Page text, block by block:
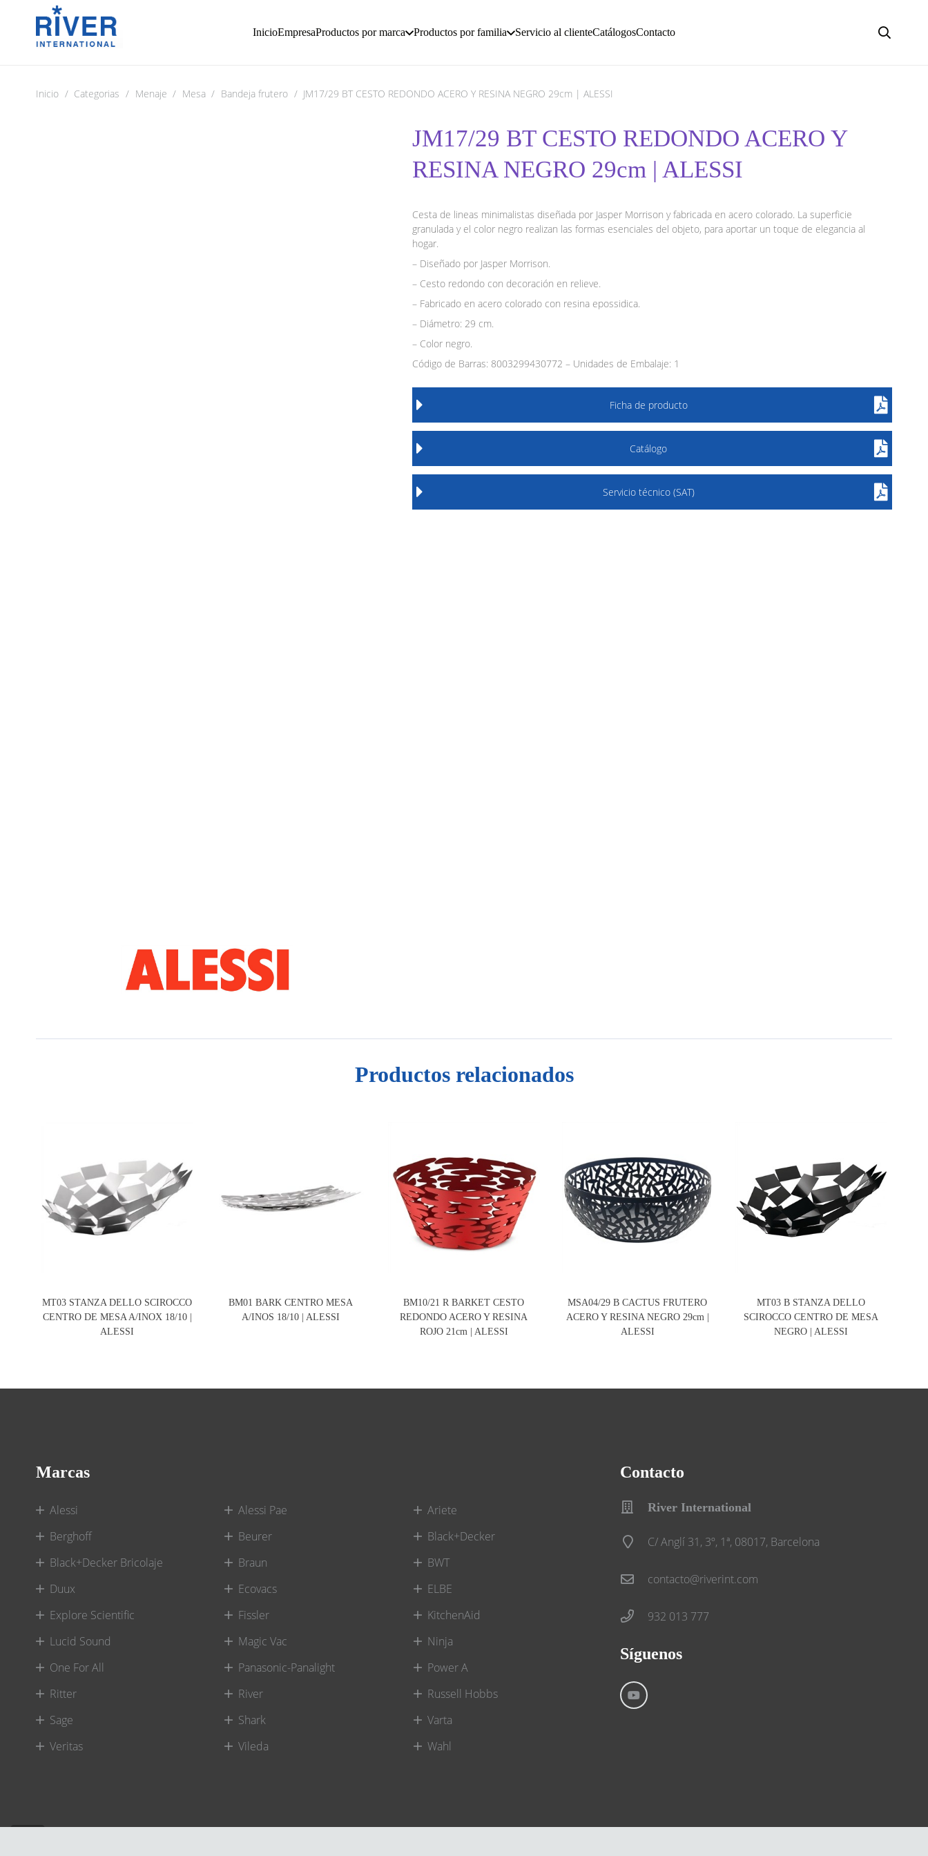
InicioEmpresaProductos por marca Productos por familia Servicio al clienteCatálogosContacto
Inicio / Categorias / Menaje / Mesa / Bandeja frutero / JM17/29 BT CESTO REDONDO ACERO Y RESINA NEGRO 29cm | ALESSI
JM17/29 BT CESTO REDONDO ACERO Y
RESINA NEGRO 29cm | ALESSI
Cesta de lineas minimalistas diseñada por Jasper Morrison y fabricada en acero colorado. La superficie
granulada y el color negro realizan las formas esenciales del objeto, para aportar un toque de elegancia al
hogar.
– Diseñado por Jasper Morrison.
– Cesto redondo con decoración en relieve.
– Fabricado en acero colorado con resina epossidica.
– Diámetro: 29 cm.
– Color negro.
Código de Barras: 8003299430772 – Unidades de Embalaje: 1
Ficha de producto
Catálogo
Servicio técnico (SAT)
Productos relacionados
MT03 STANZA DELLO SCIROCCO
CENTRO DE MESA A/INOX 18/10 |
ALESSI
BM01 BARK CENTRO MESA
A/INOS 18/10 | ALESSI
BM10/21 R BARKET CESTO
REDONDO ACERO Y RESINA
ROJO 21cm | ALESSI
MSA04/29 B CACTUS FRUTERO
ACERO Y RESINA NEGRO 29cm |
ALESSI
MT03 B STANZA DELLO
SCIROCCO CENTRO DE MESA
NEGRO | ALESSI
Marcas
Alessi Alessi Pae
Ariete
Berghoff
Beurer
Black+Decker
Black+Decker Bricolaje
Braun
BWT
Duux
Ecovacs
ELBE
Explore Scientific
Fissler
KitchenAid
Lucid Sound
Magic Vac
Ninja
One For All
Panasonic-Panalight
Power A
Ritter
River
Russell Hobbs
Sage
Shark
Varta
Veritas
Vileda Wahl
Contacto
River International
C/ Anglí 31, 3º, 1ª, 08017, Barcelona
contacto@riverint.com
932 013 777
Síguenos